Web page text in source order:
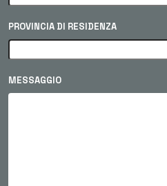
PROVINCIA DI RESIDENZA
MESSAGGIO